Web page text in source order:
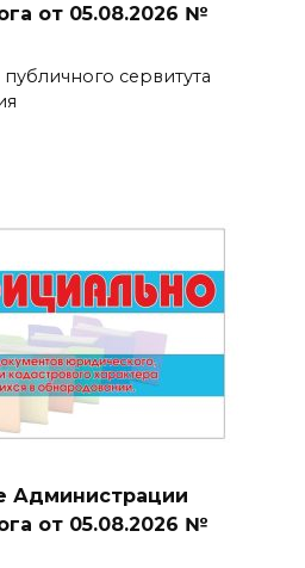
от 05.08.2026 №
сервитута
Администрации
от 05.08.2026 №